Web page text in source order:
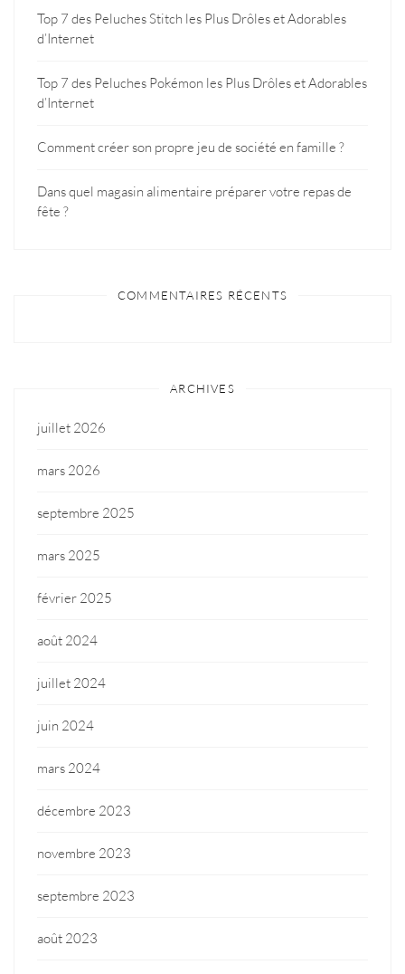
Top 7 des Peluches Stitch les Plus Drôles et Adorables
d’Internet
Top 7 des Peluches Pokémon les Plus Drôles et Adorables
d’Internet
Comment créer son propre jeu de société en famille ?
Dans quel magasin alimentaire préparer votre repas de
fête ?
COMMENTAIRES RÉCENTS
ARCHIVES
juillet 2026
mars 2026
septembre 2025
mars 2025
février 2025
août 2024
juillet 2024
juin 2024
mars 2024
décembre 2023
novembre 2023
septembre 2023
août 2023